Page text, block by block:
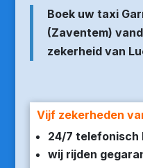
Boek uw taxi
(Zaventem)
zekerheid van
Vijf zekerheden
24/7 telefonisch
wij rijden